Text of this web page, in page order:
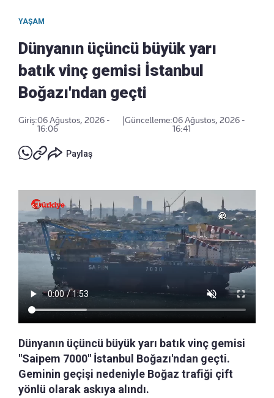
YAŞAM
Dünyanın üçüncü büyük yarı
batık vinç gemisi İstanbul
Boğazı'ndan geçti
Giriş:06 Ağustos, 2026 -
16:06
|Güncelleme:06 Ağustos, 2026 -
16:41
Paylaş
Dünyanın üçüncü büyük yarı batık vinç gemisi
"Saipem 7000" İstanbul Boğazı'ndan geçti.
Geminin geçişi nedeniyle Boğaz trafiği çift
yönlü olarak askıya alındı.